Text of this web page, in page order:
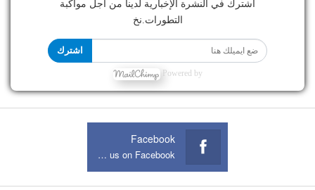
اشترك في النشرة الإخبارية لدينا من أجل مواكبة
التطورات.نخ
اشترك
Powered by
Facebook
Join us on Facebook